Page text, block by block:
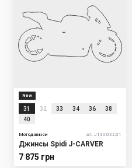
New
31 32 33 34 36
38
40
Мотоджинси art. J130,022,31
Джинсы Spidi J-CARVER
7 875 грн